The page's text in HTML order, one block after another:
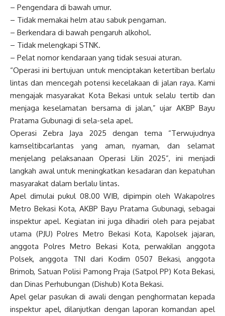
– Pengendara di bawah umur.
– Tidak memakai helm atau sabuk pengaman.
– Berkendara di bawah pengaruh alkohol.
– Tidak melengkapi STNK.
– Pelat nomor kendaraan yang tidak sesuai aturan.
“Operasi ini bertujuan untuk menciptakan ketertiban berlalu
lintas dan mencegah potensi kecelakaan di jalan raya. Kami
mengajak masyarakat Kota Bekasi untuk selalu tertib dan
menjaga keselamatan bersama di jalan,” ujar AKBP Bayu
Pratama Gubunagi di sela-sela apel.
Operasi Zebra Jaya 2025 dengan tema “Terwujudnya
kamseltibcarlantas yang aman, nyaman, dan selamat
menjelang pelaksanaan Operasi Lilin 2025”, ini menjadi
langkah awal untuk meningkatkan kesadaran dan kepatuhan
masyarakat dalam berlalu lintas.
Apel dimulai pukul 08.00 WIB, dipimpin oleh Wakapolres
Metro Bekasi Kota, AKBP Bayu Pratama Gubunagi, sebagai
inspektur apel. Kegiatan ini juga dihadiri oleh para pejabat
utama (PJU) Polres Metro Bekasi Kota, Kapolsek jajaran,
anggota Polres Metro Bekasi Kota, perwakilan anggota
Polsek, anggota TNI dari Kodim 0507 Bekasi, anggota
Brimob, Satuan Polisi Pamong Praja (Satpol PP) Kota Bekasi,
dan Dinas Perhubungan (Dishub) Kota Bekasi.
Apel gelar pasukan di awali dengan penghormatan kepada
inspektur apel, dilanjutkan dengan laporan komandan apel